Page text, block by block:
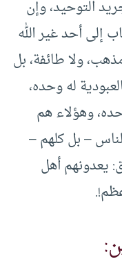
التوحيد، وإن
إلى أحد غير الله
ولا طائفة، بل
له وحده،
وهؤلاء هم
– بل كلهم –
يعدونهم أهل